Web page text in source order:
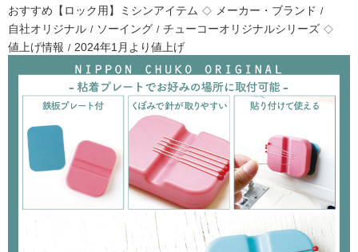
おすすめ【ロック用】ミシンアイテム ◇ メーカー・ブランド /
自社オリジナル / ソーイング / チューコーオリジナルシリーズ ◇
値上げ情報 / 2024年1月より値上げ